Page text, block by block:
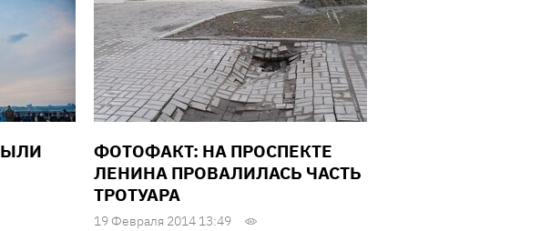
ФОТОФАКТ: НА ПРОСПЕКТЕ
ЛЕНИНА ПРОВАЛИЛАСЬ ЧАСТЬ
ТРОТУАРА
19 Февраля 2014 13:49